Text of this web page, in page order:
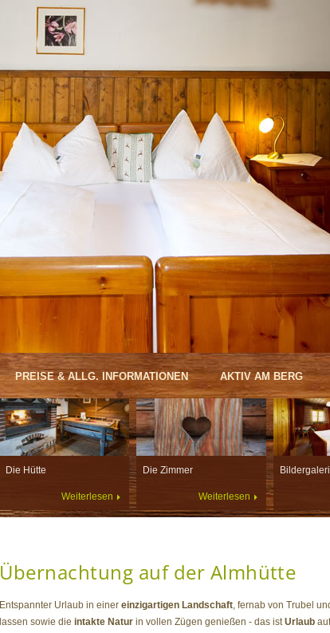
PREISE & ALLG. INFORMATIONEN AKTIV AM BERG
Die Hütte
Weiterlesen
Die Zimmer
Weiterlesen
Übernachtung auf der Almhütte
Entspannter Urlaub in einer einzigartigen Landschaft, fernab von Trubel
lassen sowie die intakte Naturin vollen Zügen genießen - das istUrlaub